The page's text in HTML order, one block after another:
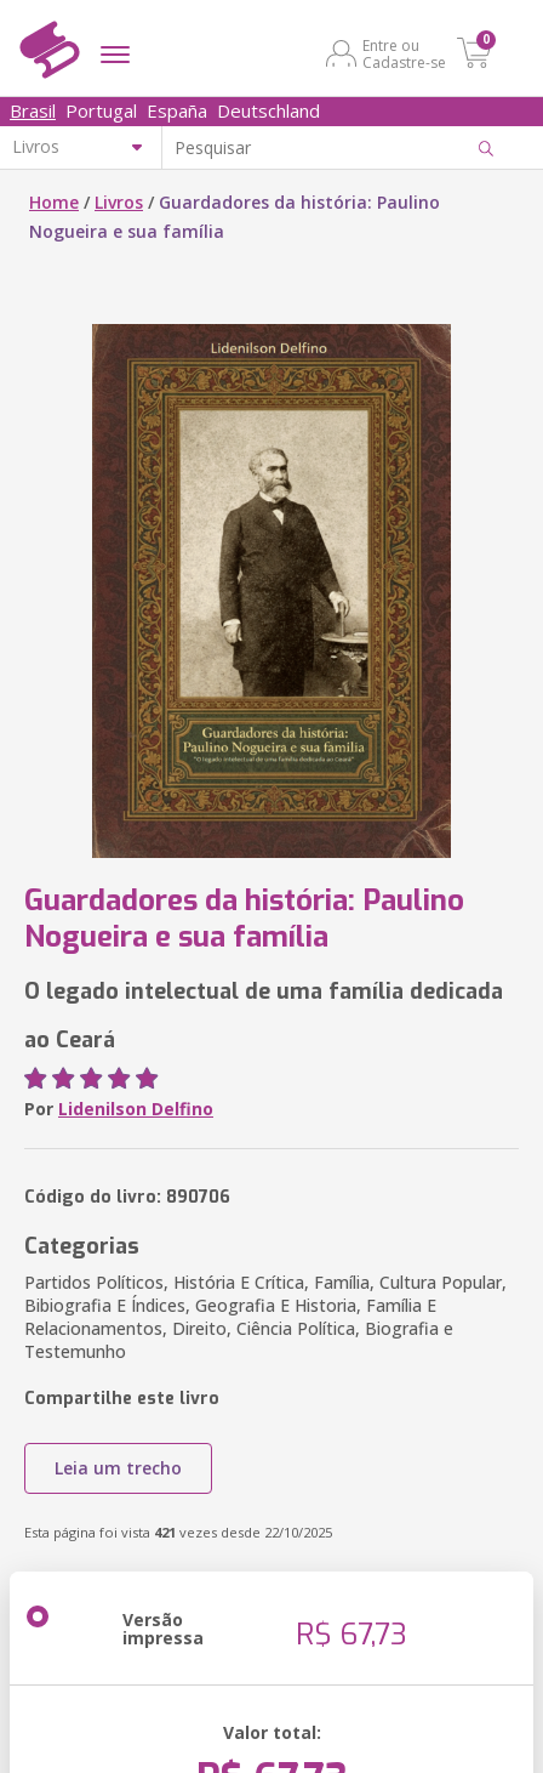
Entre ou
Cadastre-se
0
Brasil Portugal España Deutschland
Home / Livros / Guardadores da história: Paulino
Nogueira e sua família
Guardadores da história: Paulino
Nogueira e sua família
O legado intelectual de uma família dedicada
ao Ceará
Por Lidenilson Delfino
Código do livro: 890706
Categorias
Partidos Políticos, História E Crítica, Família, Cultura Popular,
Bibiografia E Índices, Geografia E Historia, Família E
Relacionamentos, Direito, Ciência Política, Biografia e
Testemunho
Compartilhe este livro
Leia um trecho
Esta página foi vista 421 vezes desde 22/10/2025
Versão
impressa R$ 67,73
Valor total: